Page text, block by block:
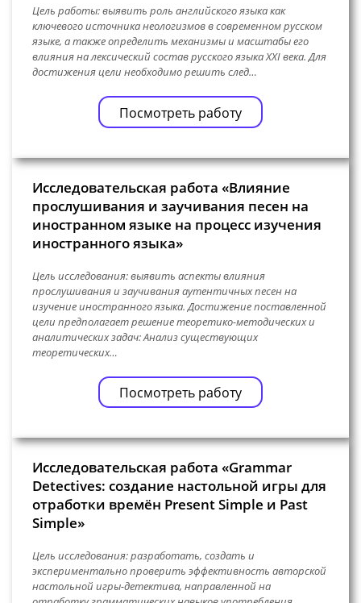
Цель работы: выявить роль английского языка как
ключевого источника неологизмов в современном русском
языке, а также определить механизмы и масштабы его
влияния на лексический состав русского языка XXI века. Для
достижения цели необходимо решить след…
Посмотреть работу
Исследовательская работа «Влияние
прослушивания и заучивания песен на
иностранном языке на процесс изучения
иностранного языка»
Цель исследования: выявить аспекты влияния
прослушивания и заучивания аутентичных песен на
изучение иностранного языка. Достижение поставленной
цели предполагает решение теоретико-методических и
аналитических задач: Анализ существующих
теоретических…
Посмотреть работу
Исследовательская работа «Grammar
Detectives: создание настольной игры для
отработки времён Present Simple и Past
Simple»
Цель исследования: разработать, создать и
экспериментально проверить эффективность авторской
настольной игры-детектива, направленной на